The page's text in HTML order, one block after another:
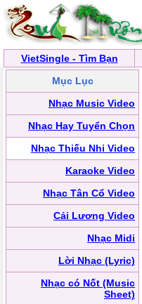
VietSingle - Tìm Bạn
Mục Lục
Nhạc Music Video
Nhạc Hay Tuyển Chọn
Nhạc Thiếu Nhi Video
Karaoke Video
Nhạc Tân Cổ Video
Cải Lương Video
Nhạc Midi
Lời Nhạc (Lyric)
Nhạc có Nốt (Music
Sheet)